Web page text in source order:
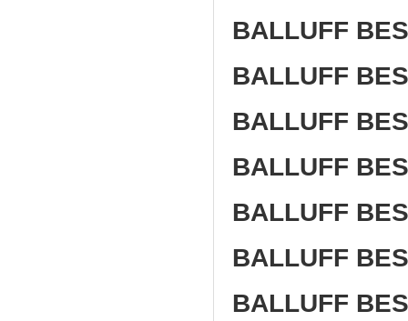
BALLUFF
BALLUFF
BALLUFF
BALLUFF
BALLUFF
BALLUFF
BALLUFF